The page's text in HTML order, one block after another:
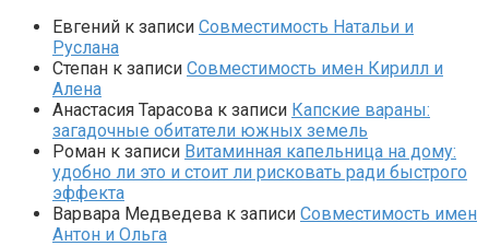
Евгений к записи Совместимость Натальи и
Руслана
Степан к записи Совместимость имен Кирилл и
Алена
Анастасия Тарасова к записи Капские вараны:
загадочные обитатели южных земель
Роман к записи Витаминная капельница на дому:
удобно ли это и стоит ли рисковать ради быстрого
эффекта
Варвара Медведева к записи Совместимость имен
Антон и Ольга